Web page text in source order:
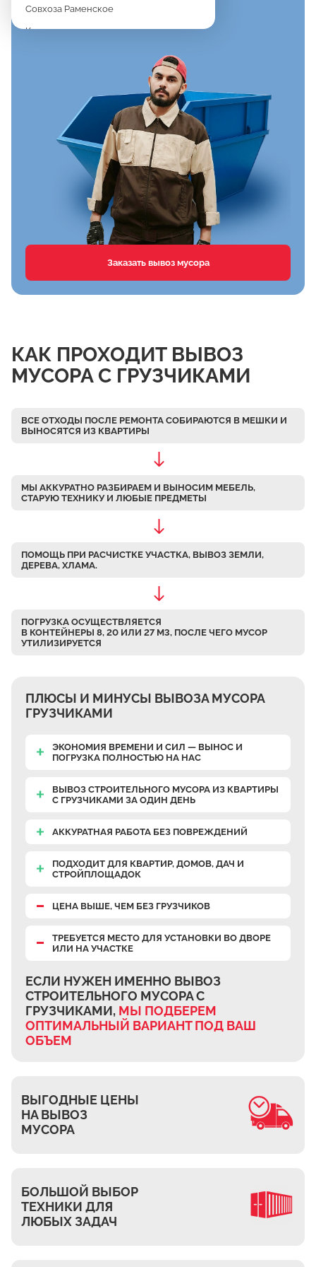
Совхоза Раменское
Константиново
Клишева
Агрохимстанции РАОС
Сафоново
Первомайка
Осеченки
Поповка
Михайловская Слобода
Поповка
Кривцы
Бритово
Верхнее Велино
Нижнее Велино
Каменное Тяжино
Зелёная Слобода
Ильинское
Редькино
Ждановское
Петровское
Подберёзное
Сельцо
Октябрьский
Малаховка
Жилино-1
Пехорка
Заказать вывоз мусора
КАК ПРОХОДИТ ВЫВОЗ
МУСОРА С ГРУЗЧИКАМИ
ВСЕ ОТХОДЫ ПОСЛЕ РЕМОНТА СОБИРАЮТСЯ В МЕШКИ И
ВЫНОСЯТСЯ ИЗ КВАРТИРЫ
МЫ АККУРАТНО РАЗБИРАЕМ И ВЫНОСИМ МЕБЕЛЬ,
СТАРУЮ ТЕХНИКУ И ЛЮБЫЕ ПРЕДМЕТЫ
ПОМОЩЬ ПРИ РАСЧИСТКЕ УЧАСТКА, ВЫВОЗ ЗЕМЛИ,
ДЕРЕВА, ХЛАМА.
ПОГРУЗКА ОСУЩЕСТВЛЯЕТСЯ
В КОНТЕЙНЕРЫ 8, 20 ИЛИ 27 М3, ПОСЛЕ ЧЕГО МУСОР
УТИЛИЗИРУЕТСЯ
ВЫГОДНЫЕ ЦЕНЫ
НА ВЫВОЗ
МУСОРА
БОЛЬШОЙ ВЫБОР
ТЕХНИКИ ДЛЯ
ЛЮБЫХ ЗАДАЧ
ПЛЮСЫ И МИНУСЫ ВЫВОЗА МУСОРА
ГРУЗЧИКАМИ
ЭКОНОМИЯ ВРЕМЕНИ И СИЛ — ВЫНОС И
ПОГРУЗКА ПОЛНОСТЬЮ НА НАС
ВЫВОЗ СТРОИТЕЛЬНОГО МУСОРА ИЗ КВАРТИРЫ
С ГРУЗЧИКАМИ ЗА ОДИН ДЕНЬ
АККУРАТНАЯ РАБОТА БЕЗ ПОВРЕЖДЕНИЙ
ПОДХОДИТ ДЛЯ КВАРТИР, ДОМОВ, ДАЧ И
СТРОЙПЛОЩАДОК
ЦЕНА ВЫШЕ, ЧЕМ БЕЗ ГРУЗЧИКОВ
ТРЕБУЕТСЯ МЕСТО ДЛЯ УСТАНОВКИ ВО ДВОРЕ
ИЛИ НА УЧАСТКЕ
ЕСЛИ НУЖЕН ИМЕННО ВЫВОЗ
СТРОИТЕЛЬНОГО МУСОРАС
ГРУЗЧИКАМИ, МЫ ПОДБЕРЕМ
ОПТИМАЛЬНЫЙ ВАРИАНТПОД ВАШ
ОБЪЕМ